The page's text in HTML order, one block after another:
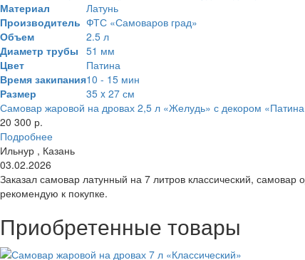
Материал
Латунь
Производитель ФТС «Самоваров град»
Объем
2.5 л
Диаметр трубы 51 мм
Цвет
Патина
Время закипания10 - 15 мин
Размер
35 x 27 см
Самовар жаровой на дровах 2,5 л «Желудь» с декором
20 300 р.
Подробнее
Ильнур , Казань
03.02.2026
Заказал самовар латунный на 7 литров классический,
рекомендую к покупке.
Приобретенные товары